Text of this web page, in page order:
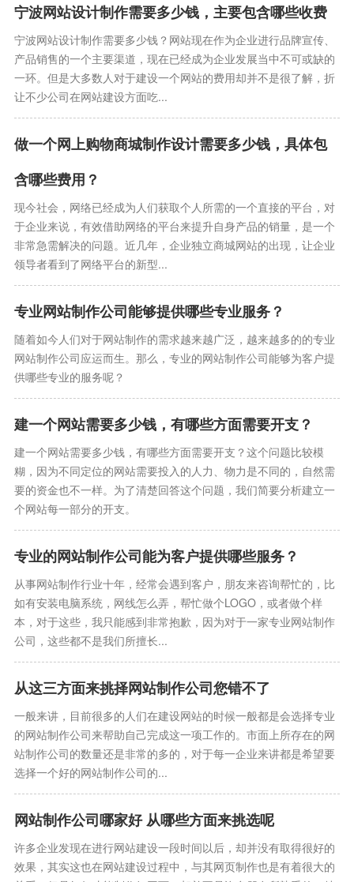
宁波网站设计制作需要多少钱，主要包含哪些收费
宁波网站设计制作需要多少钱？网站现在作为企业进行品牌宣传、
产品销售的一个主要渠道，现在已经成为企业发展当中不可或缺的
一环。但是大多数人对于建设一个网站的费用却并不是很了解，折
让不少公司在网站建设方面吃...
做一个网上购物商城制作设计需要多少钱，具体包
含哪些费用？
现今社会，网络已经成为人们获取个人所需的一个直接的平台，对
于企业来说，有效借助网络的平台来提升自身产品的销量，是一个
非常急需解决的问题。近几年，企业独立商城网站的出现，让企业
领导者看到了网络平台的新型...
专业网站制作公司能够提供哪些专业服务？
随着如今人们对于网站制作的需求越来越广泛，越来越多的的专业
网站制作公司应运而生。那么，专业的网站制作公司能够为客户提
供哪些专业的服务呢？
建一个网站需要多少钱，有哪些方面需要开支？
建一个网站需要多少钱，有哪些方面需要开支？这个问题比较模
糊，因为不同定位的网站需要投入的人力、物力是不同的，自然需
要的资金也不一样。为了清楚回答这个问题，我们简要分析建立一
个网站每一部分的开支。
专业的网站制作公司能为客户提供哪些服务？
从事网站制作行业十年，经常会遇到客户，朋友来咨询帮忙的，比
如有安装电脑系统，网线怎么弄，帮忙做个LOGO，或者做个样
本，对于这些，我只能感到非常抱歉，因为对于一家专业网站制作
公司，这些都不是我们所擅长...
从这三方面来挑择网站制作公司您错不了
一般来讲，目前很多的人们在建设网站的时候一般都是会选择专业
的网站制作公司来帮助自己完成这一项工作的。市面上所存在的网
站制作公司的数量还是非常的多的，对于每一企业来讲都是希望要
选择一个好的网站制作公司的...
网站制作公司哪家好 从哪些方面来挑选呢
许多企业发现在进行网站建设一段时间以后，却并没有取得很好的
效果，其实这也在网站建设过程中，与其网页制作也是有着很大的